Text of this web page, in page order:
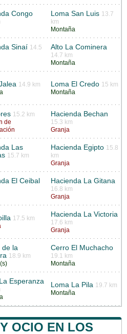
Congo Loma San Luis 13.7
km
Montaña
Sinaí 14.5
Alto La Cominera
14.7 km
Montaña
14.9 km
Loma El Credo 15 km
Montaña
15.2 km
de
Hacienda Bechan
15.3 km
Granja
Las
15.7 km
Hacienda Egipto 15.8
km
Granja
El Ceibal Hacienda La Gitana
16.8 km
Granja
17.5 km
Hacienda La Victoria
17.6 km
Granja
de la
18.9 km
Cerro El Muchacho
19.1 km
Montaña
Esperanza Loma La Pila 19.7 km
Montaña
OCIO EN LOS